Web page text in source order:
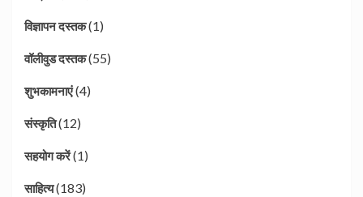
विज्ञापन दस्तक(1)
वॉलीवुड दस्तक(55)
शुभकामनाएं(4)
संस्कृति(12)
सहयोग करें(1)
साहित्य(183)